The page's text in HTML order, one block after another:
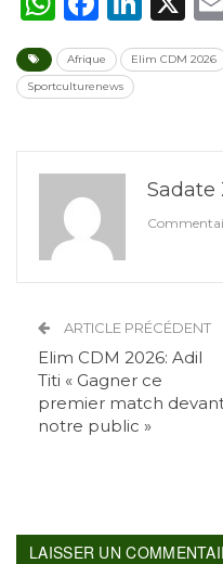
Afrique Elim CDM 2026
Sportculturenews
Sadate
ARTICLE PRÉCÉDENT
Elim CDM 2026: Adil
Titi « Gagner ce
premier match
notre public »
LAISSER UN